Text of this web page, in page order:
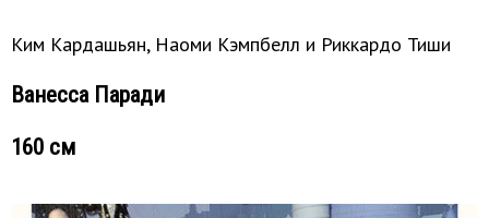
Ким Кардашьян, Наоми Кэмпбелл и Риккардо Тиши
Ванесса Паради
160 см